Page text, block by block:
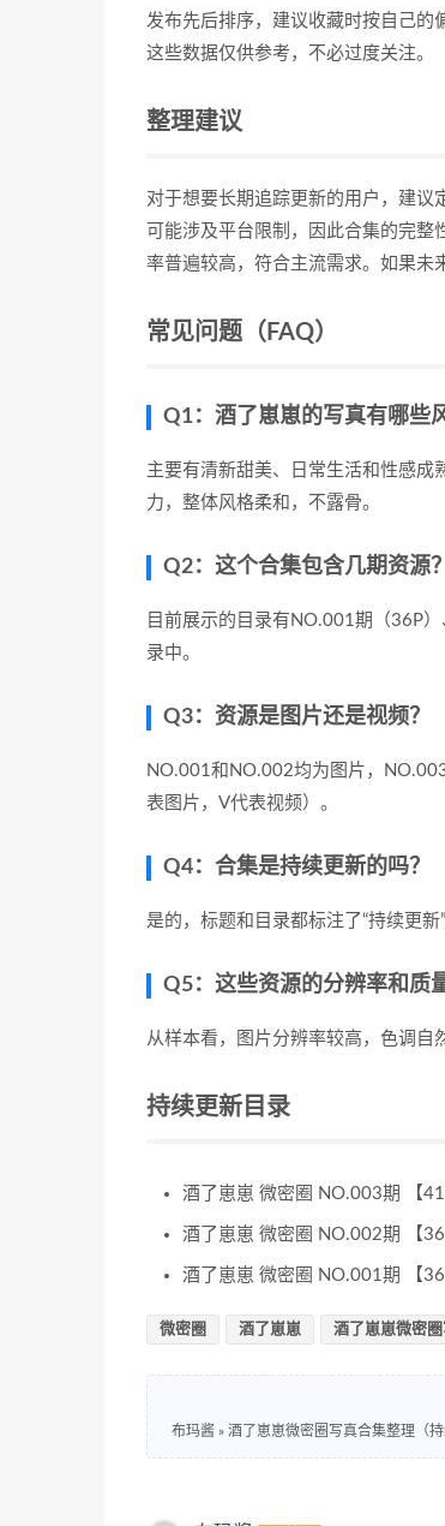
发布先后排序，建议收藏时按自己的
这些数据仅供参考，不必过度关注。
整理建议
对于想要长期追踪更新的用户，建议
可能涉及平台限制，因此合集的完
率普遍较高，符合主流需求。如果未
常见问题（FAQ）
Q1：酒了崽崽的写真有哪些
主要有清新甜美、日常生活和性感成
力，整体风格柔和，不露骨。
Q2：这个合集包含几期资源？
目前展示的目录有NO.001期（36P
录中。
Q3：资源是图片还是视频？
NO.001和NO.002均为图片，
表图片，V代表视频）。
Q4：合集是持续更新的吗？
是的，标题和目录都标注了“持续更
Q5：这些资源的分辨率和质
从样本看，图片分辨率较高，色调自
持续更新目录
酒了崽崽 微密圈 NO.003期 【
酒了崽崽 微密圈 NO.002期 【
酒了崽崽 微密圈 NO.001期 【
微密圈 酒了崽崽 酒了崽崽微密
布玛酱 » 酒了崽崽微密圈写真合集整理（持